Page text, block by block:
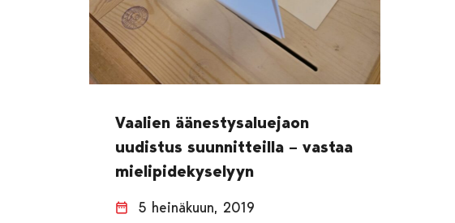
Vaalien äänestysaluejaon
uudistus suunnitteilla – vastaa
mielipidekyselyyn
5 heinäkuun, 2019